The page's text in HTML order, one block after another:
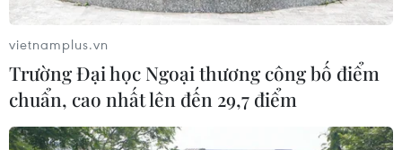
vietnamplus.vn
Trường Đại học Ngoại thương công bố điểm
chuẩn, cao nhất lên đến 29,7 điểm